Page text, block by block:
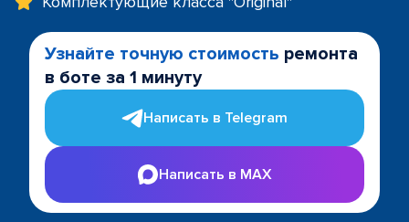
Узнайте точную стоимость ремонта
в боте за 1 минуту
Написать в Telegram
Написать в MAX